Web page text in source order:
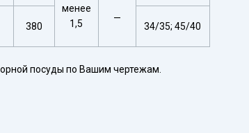
менее
1,5
—
380 34/35; 45/40
посуды по Вашим чертежам.